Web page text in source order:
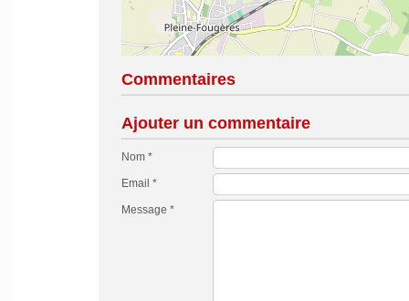
Commentaires
Ajouter un commentaire
Nom *
Email *
Message *